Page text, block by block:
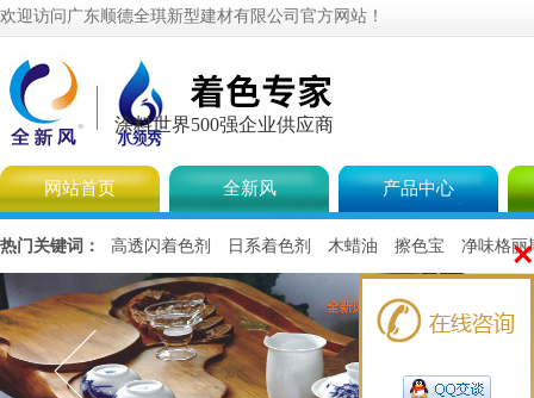
欢迎访问广东顺德全琪新型建材有限公司官方网站！
涂料世界500强企业供应商
网站首页 全新风 产品中心
热门关键词： 高透闪着色剂 日系着色剂 木蜡油 擦色宝 净味格丽
×